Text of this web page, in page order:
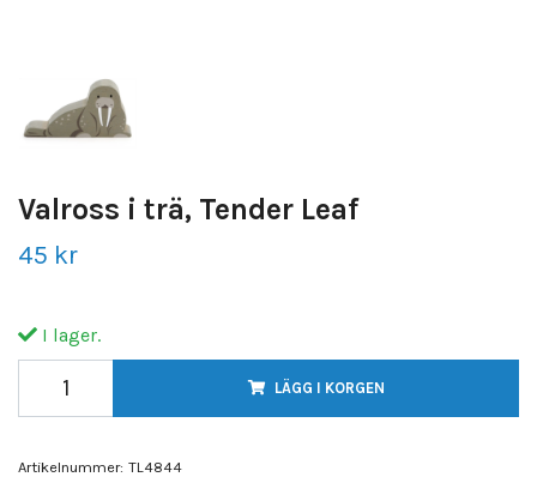
Valross i trä, Tender Leaf
45 kr
I lager.
LÄGG I KORGEN
Artikelnummer: TL4844